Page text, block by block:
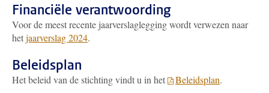
Financiële verantwoording
Voor de meest recente jaarverslaglegging wordt verwezen naar
hetjaarverslag 2024.
Beleidsplan
Het beleid van de stichting vindt u in het Beleidsplan.